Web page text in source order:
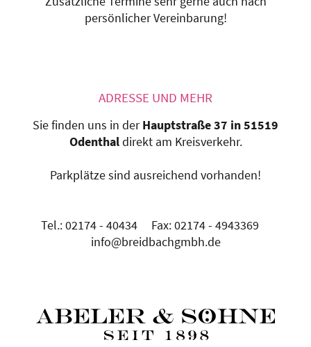
persönlicher Vereinbarung!
ADRESSE UND MEHR
Sie finden uns in derHauptstraße 37 in 51519
Odenthaldirekt am Kreisverkehr.
Parkplätze sind ausreichend vorhanden!
Tel.: 02174 - 40434 Fax: 02174 - 4943369
info@breidbachgmbh.de